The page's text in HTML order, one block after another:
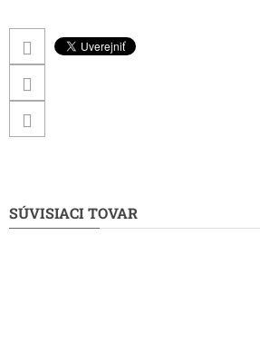
SÚVISIACI TOVAR